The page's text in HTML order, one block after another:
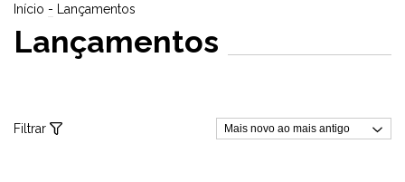
Início - Lançamentos
Lançamentos
Filtrar